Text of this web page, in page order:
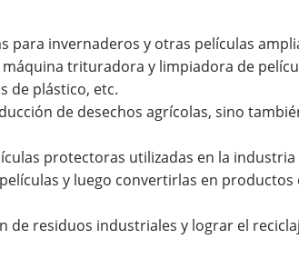
para invernaderos y otras películas
trituradora y limpiadora de
de plástico, etc.
de desechos agrícolas, sino
protectoras utilizadas en la
y luego convertirlas en
residuos industriales y lograr el